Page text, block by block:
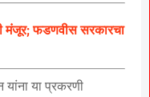
मंजूर; फडणवीस सरकारचा
यांना या प्रकरणी